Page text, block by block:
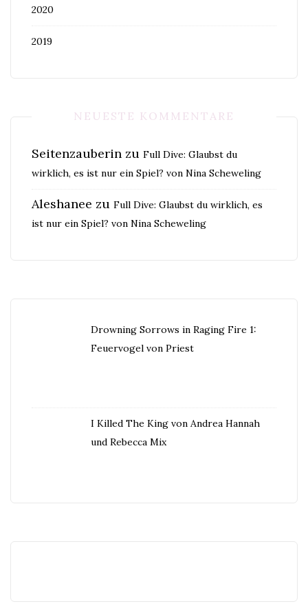
2020
2019
NEUESTE KOMMENTARE
Seitenzauberin zu Full Dive: Glaubst du
wirklich, es ist nur ein Spiel? von Nina Scheweling
Aleshanee zu Full Dive: Glaubst du wirklich, es
ist nur ein Spiel? von Nina Scheweling
Drowning Sorrows in Raging Fire 1:
Feuervogel von Priest
I Killed The King von Andrea Hannah
und Rebecca Mix